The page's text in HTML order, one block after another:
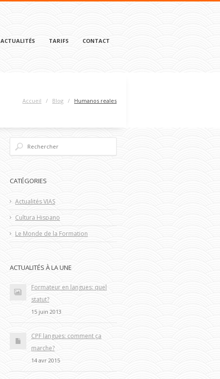
ACTUALITÉS TARIFS CONTACT
Accueil / Blog / Humanos reales
CATÉGORIES
Actualités VIAS
Cultura Hispano
Le Monde de la Formation
ACTUALITÉS À LA UNE
Formateur en langues: quel
statut?
15 juin 2013
CPF langues: comment ça
marche?
14 avr 2015